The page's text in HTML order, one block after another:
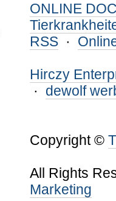
ONLINE DOC
RSS ·
Hirczy
· dewolf
Copyright ©
All Rights
Marketing